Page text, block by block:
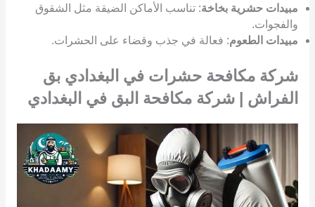
مبيدات حشرية بخاخة: تناسب الأماكن الضيقة مثل الشقوق
والفجوات.
مبيدات الطعوم: فعالة في جذب وقضاء على الحشرات.
شركة مكافحة حشرات في البغدادي بق
الفراش | شركة مكافحة البق في البغدادي